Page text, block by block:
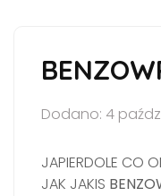
Dodano: 4
JAPIERDOLE CO
JAK JAKIS